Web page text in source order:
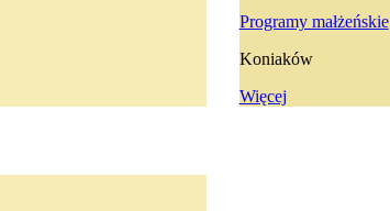
Programy małżeńskie
Koniaków
Więcej